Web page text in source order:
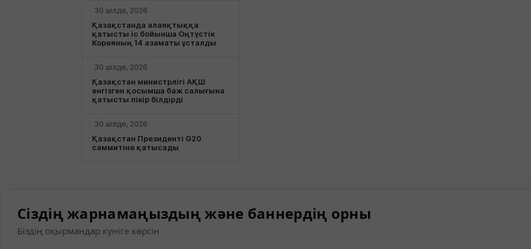
30 шілде, 2026
Қазақстанда алаяқтыққа
қатысты іс бойынша Оңтүстік
Кореяның 14 азаматы ұсталды
30 шілде, 2026
Қазақстан министрлігі АҚШ
енгізген қосымша баж салығына
қатысты пікір білдірді
30 шілде, 2026
Қазақстан Президенті G20
саммитіне қатысады
Сіздің жарнамаңыздың және баннердің орны
Біздің оқырмандар күніге көрсін